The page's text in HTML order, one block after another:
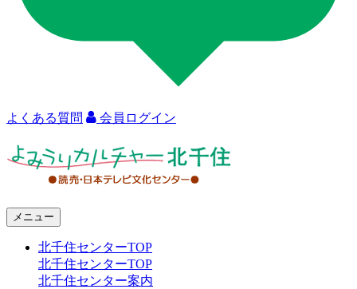
よくある質問 会員ログイン
メニュー
北千住センターTOP
北千住センターTOP
北千住センター案内